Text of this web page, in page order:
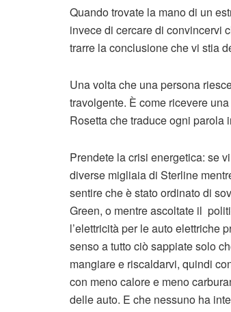
Quando trovate la mano di un
invece di cercare di convincervi
trarre la conclusione che vi stia
Una volta che una persona
travolgente. È come ricevere
Rosetta che traduce ogni
Prendete la crisi energetica: se
diverse migliaia di Sterline
sentire che è stato ordinato di
Green, o mentre ascoltate il
l’elettricità per le auto elettriche
senso a tutto ciò sappiate solo
mangiare e riscaldarvi, quindi
con meno calore e meno
delle auto. E che nessuno ha